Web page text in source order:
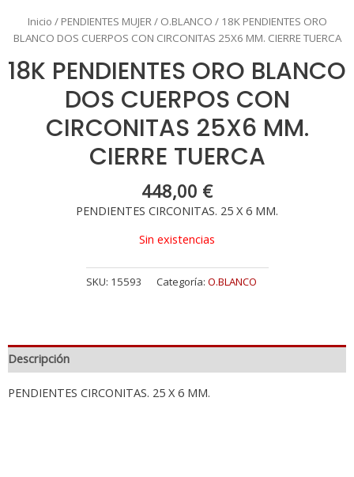
Inicio / PENDIENTES MUJER / O.BLANCO / 18K PENDIENTES ORO
BLANCO DOS CUERPOS CON CIRCONITAS 25X6 MM. CIERRE TUERCA
18K PENDIENTES ORO BLANCO
DOS CUERPOS CON
CIRCONITAS 25X6 MM.
CIERRE TUERCA
448,00 €
PENDIENTES CIRCONITAS. 25 X 6 MM.
Sin existencias
SKU: 15593 Categoría: O.BLANCO
Descripción
PENDIENTES CIRCONITAS. 25 X 6 MM.